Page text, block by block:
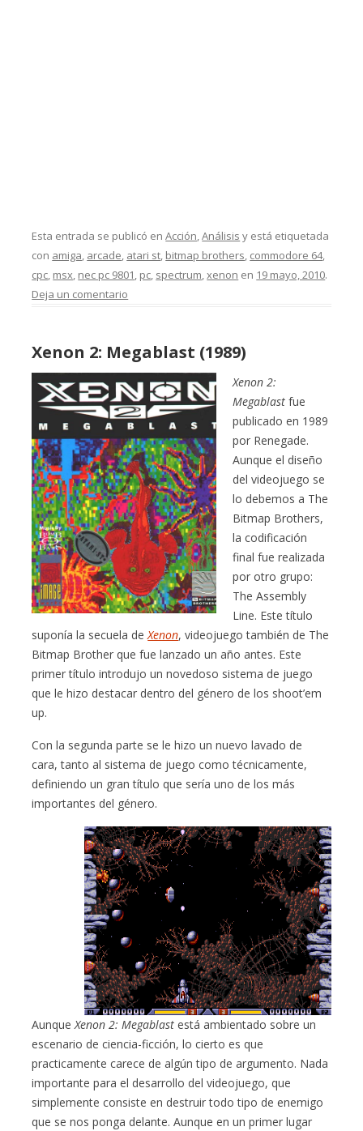
Esta entrada se publicó enAcción,Análisis y está etiquetada
con amiga, arcade, atari st, bitmap brothers, commodore 64,
cpc, msx, nec pc 9801, pc, spectrum,xenon en 19 mayo, 2010.
Deja un comentario
Xenon 2: Megablast (1989)
Xenon 2:
Megablast fue
publicado en 1989
por Renegade.
Aunque el diseño
del videojuego se
lo debemos a The
Bitmap Brothers,
la codificación
final fue realizada
por otro grupo:
The Assembly
Line. Este título
suponía la secuela deXenon, videojuego también de The
Bitmap Brother que fue lanzado un año antes. Este
primer título introdujo un novedoso sistema de juego
que le hizo destacar dentro del género de los shoot’em
up.
Con la segunda parte se le hizo un nuevo lavado de
cara, tanto al sistema de juego como técnicamente,
definiendo un gran título que sería uno de los más
importantes del género.
AunqueXenon 2: Megablast está ambientado sobre un
escenario de ciencia-ficción, lo cierto es que
practicamente carece de algún tipo de argumento. Nada
importante para el desarrollo del videojuego, que
simplemente consiste en destruir todo tipo de enemigo
que se nos ponga delante. Aunque en un primer lugar